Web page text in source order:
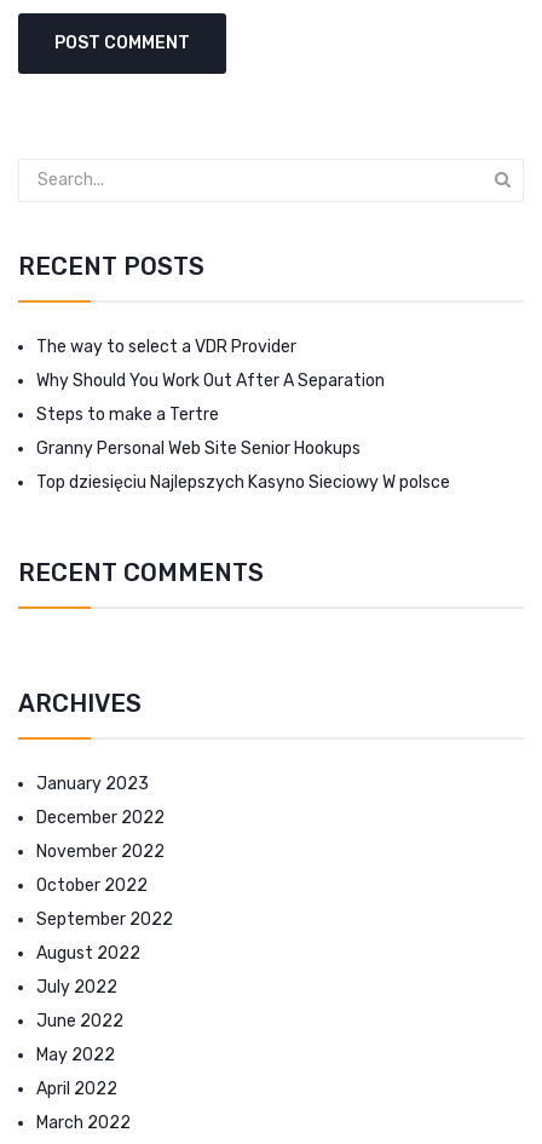
RECENT POSTS
The way to select a VDR Provider
Why Should You Work Out After A Separation
Steps to make a Tertre
Granny Personal Web Site Senior Hookups
Top dziesięciu Najlepszych Kasyno Sieciowy W polsce
RECENT COMMENTS
ARCHIVES
January 2023
December 2022
November 2022
October 2022
September 2022
August 2022
July 2022
June 2022
May 2022
April 2022
March 2022